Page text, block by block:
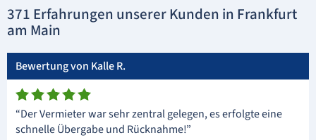
371 Erfahrungen unserer Kunden in Frankfurt
am Main
Bewertung von Kalle R.
“Der Vermieter war sehr zentral gelegen, es erfolgte eine
schnelle Übergabe und Rücknahme!”